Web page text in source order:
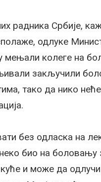
радника Србије,
одлуке
мењали колеге на
закључили
тако да нико
без одласка на
био на боловању
и може да